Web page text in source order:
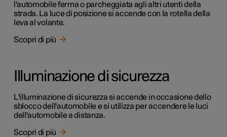
l'automobile ferma o parcheggiata agli altri utenti della
strada. La luce di posizione si accende con la rotella della
leva al volante.
Scopri di più
Illuminazione di sicurezza
L'illuminazione di sicurezza si accende in occasione dello
sblocco dell'automobile e si utilizza per accendere le luci
dell'automobile a distanza.
Scopri di più